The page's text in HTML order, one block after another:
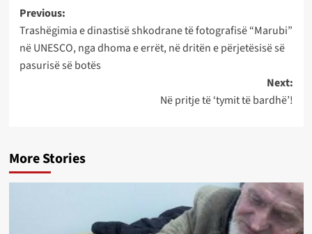
Post
navigation
Previous:
Trashëgimia e dinastisë shkodrane të fotografisë “Marubi”
në UNESCO, nga dhoma e errët, në dritën e përjetësisë së
pasurisë së botës
Next:
Në pritje të ‘tymit të bardhë’!
More Stories